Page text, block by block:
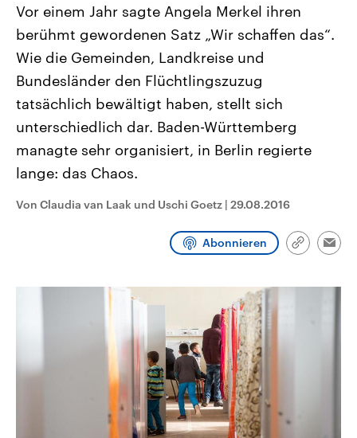
Landtagswahl Sachsen-Anhalt
2026
Alle Informationen
Sachsen-Anhalt wählt am 6.
September 2026 einen neuen
Landtag. Seit 2021 wird das
Bundesland von einer Koalition aus
Umfragen, Prognosen,
Wahlprogramme, aktuelle Berichte
und Hintergründe zu den Parteien
Wahl.
USA
Aktuelle Beiträge,
Wirtschaftlich und
gehören die Vereinigten
den mächtigsten Ländern
mit großem Einfluss auf
aktuelle Weltgeschehen.
Sendungen Programm
Vor einem Jahr sagte Angela Merkel ihren
berühmt gewordenen Satz „Wir schaffen das“.
Wie die Gemeinden, Landkreise und
Bundesländer den Flüchtlingszuzug
tatsächlich bewältigt haben, stellt sich
unterschiedlich dar. Baden-Württemberg
managte sehr organisiert, in Berlin regierte
lange: das Chaos.
Von Claudia van Laak und Uschi Goetz | 29.08.2016
Abonnieren
Link